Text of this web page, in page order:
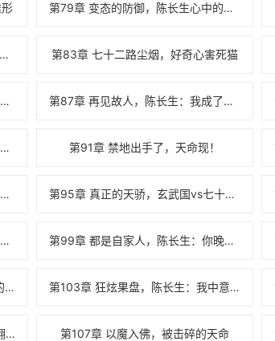
第79章 变态的防御，陈长生心中的担忧
天才的差别，看不透的陈长生 第83章 七十二路尘烟，好奇心害死猫
第86章 三大美人公孙怀玉，陈长生被抓走了？ 第87章 再见故人，陈长生：我成了我儿子？
第90章 八九玄功的珍贵之处，师徒三代论道 第91章 禁地出手了，天命现！
第94章 弃暗投明的公孙怀玉，来自苏天的挑战 第95章 真正的天骄，玄武国vs七十二狼烟
第98章 暴揍小朋友，陈长生：有些事情需要人来扛 第99章 都是自家人，陈长生：你晚上要睡不着了
第102章 北漠佛国佛子，即将到来的“吵架”大会 第103章 狂炫果盘，陈长生：我中意你！
第106章 北漠佛子玄心，巴图鲁吼翻半数天骄 第107章 以魔入佛，被击碎的天命